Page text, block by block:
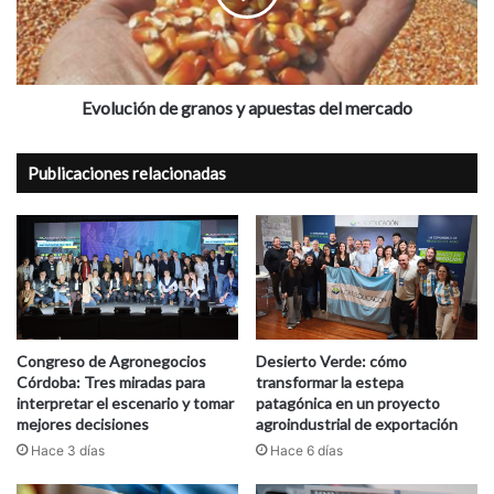
del
mercado
Evolución de granos y apuestas del mercado
Publicaciones relacionadas
Congreso de Agronegocios
Córdoba: Tres miradas para
interpretar el escenario y tomar
mejores decisiones
Hace 3 días
Desierto Verde: cómo
transformar la estepa
patagónica en un proyecto
agroindustrial de exportación
Hace 6 días